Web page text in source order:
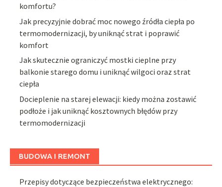
komfortu?
Jak precyzyjnie dobrać moc nowego źródła ciepła po
termomodernizacji, by uniknąć strat i poprawić
komfort
Jak skutecznie ograniczyć mostki cieplne przy
balkonie starego domu i uniknąć wilgoci oraz strat
ciepła
Docieplenie na starej elewacji: kiedy można zostawić
podłoże i jak uniknąć kosztownych błędów przy
termomodernizacji
BUDOWA I REMONT
Przepisy dotyczące bezpieczeństwa elektrycznego: